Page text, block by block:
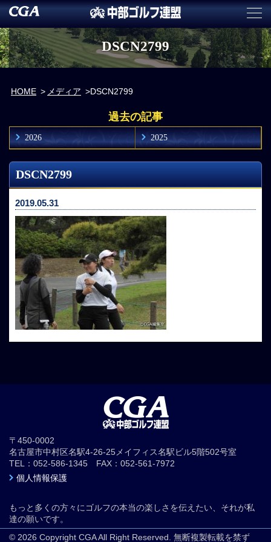
DSCN2799
HOME メディア DSCN2799
過去の記事
2026 2025
DSCN2799
2019.05.31
〒450-0002
名古屋市中村区名駅4-26-25メイフィス名駅ビル5階502号室
TEL：052-586-1345 FAX：052-561-7972
個人情報保護
もっと多くの方々にゴルフの本当の楽しさを伝えたい、それが私
達の願いです。
© 2026 Copyright CGA All Right Reserved. 無断複製転載を禁ず